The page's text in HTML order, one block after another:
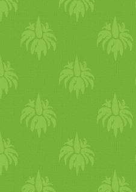
egy gézt,
felszeletelt
Kívülről ezt
fülbor ogató
készült
hagyma